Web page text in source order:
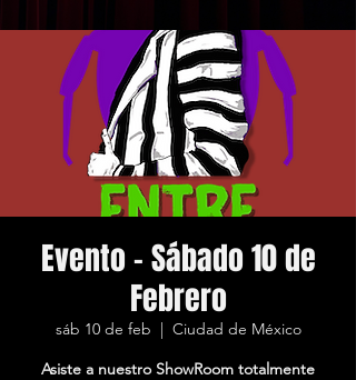
Evento - Sábado 10 de
Febrero
sáb 10 de feb
  |
Ciudad de México
Asiste a nuestro ShowRoom totalmente